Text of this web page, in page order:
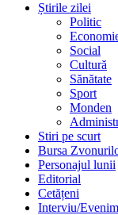
Știrile zilei
Politic
Social
Cultură
Sănătate
Sport
Monden
Stiri pe scurt
Bursa
Personajul lunii
Editorial
Cetățeni
Interviu/